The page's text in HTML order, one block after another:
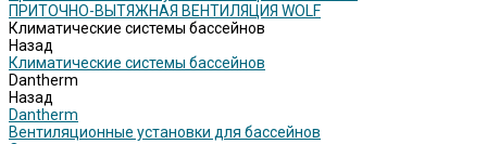
ПРИТОЧНО-ВЫТЯЖНАЯ ВЕНТИЛЯЦИЯ WOLF
Климатические системы бассейнов
Назад
Климатические системы бассейнов
Dantherm
Назад
Dantherm
Вентиляционные установки для бассейнов